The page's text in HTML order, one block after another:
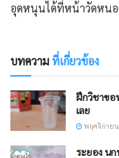
อุดหนุนได้ที่หน้าวัดหนอ
บทความที่เกี่ยวข้อง
ฝึกวิชาขอ
เลย
พฤศจิกาย
ระยอง นก